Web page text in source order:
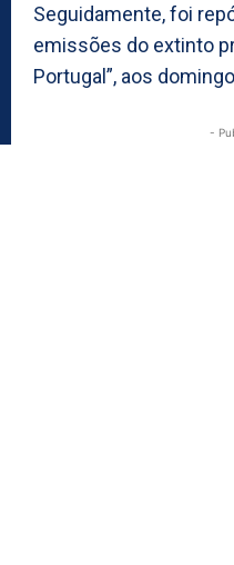
Seguidamente, foi
emissões do extinto
Portugal”, aos
-